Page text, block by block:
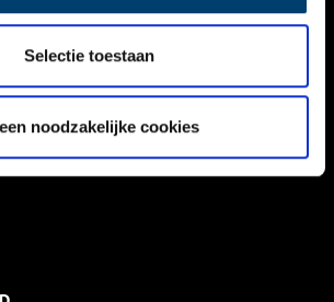
Selectie toestaan
noodzakelijke cookies